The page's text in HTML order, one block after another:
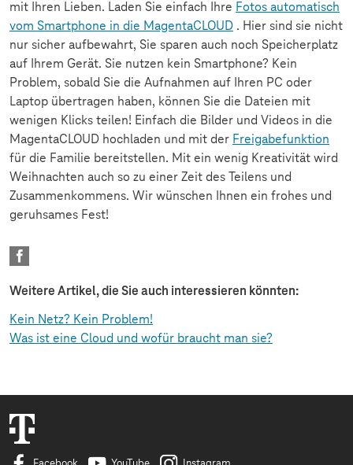
mit Ihren Lieben. Laden Sie einfach Ihre Fotos automatisch
vom Smartphone in die MagentaCLOUD . Hier sind sie nicht
nur sicher aufbewahrt, Sie sparen auch noch Speicherplatz
auf Ihrem Gerät. Sie nutzen kein Smartphone? Kein
Problem, sobald Sie die Aufnahmen auf Ihren PC oder
Laptop übertragen haben, können Sie die Dateien mit
wenigen Klicks teilen! Einfach die Bilder und Videos in die
MagentaCLOUD hochladen und mit der Freigabefunktion
für die Familie bereitstellen. Mit ein wenig Kreativität wird
Weihnachten auch so zu einer Zeit des Teilens und
Zusammenkommens. Wir wünschen Ihnen ein frohes und
geruhsames Fest!
Weitere Artikel, die Sie auch interessieren könnten:
Kein Netz? Kein Problem!
Was ist eine Cloud und wofür braucht man sie?